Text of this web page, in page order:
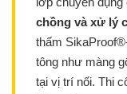
chồng và xử lý
thấm
tông như màng
tại vị trí nối. Thi